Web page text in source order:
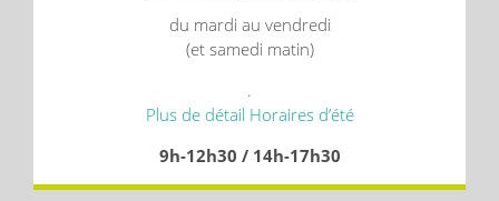
du mardi au vendredi
(et samedi matin)
.
Plus de détail Horaires d’été
9h-12h30 / 14h-17h30